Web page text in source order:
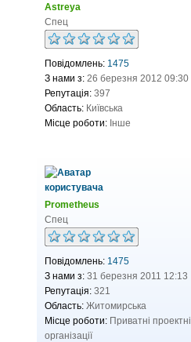
Astreya
Спец
Повідомлень: 1475
З нами з: 26 березня 2012 09:30
Репутація: 397
Область: Київська
Місце роботи: Інше
Prometheus
Спец
Повідомлень: 1475
З нами з: 31 березня 2011 12:13
Репутація: 321
Область: Житомирська
Місце роботи: Приватні проектні
організації